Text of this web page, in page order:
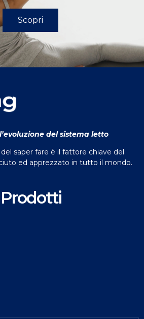
Scopri
l’evoluzione del sistema letto
saper fare è il fattore chiave del
ed apprezzato in tutto il mondo.